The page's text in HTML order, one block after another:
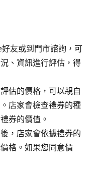
友或到門市諮詢，可
、資訊進行評估，得
估的價格，可以親自
店家會檢查禮券的種
券的價值。
，店家會依據禮券的
格。如果您同意價